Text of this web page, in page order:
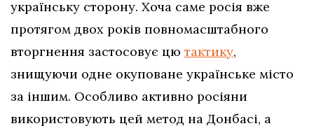
українську сторону. Хоча саме росія вже
протягом двох років повномасштабного
вторгнення застосовує цю тактику,
знищуючи одне окуповане українське місто
за іншим. Особливо активно росіяни
використовують цей метод на Донбасі, а